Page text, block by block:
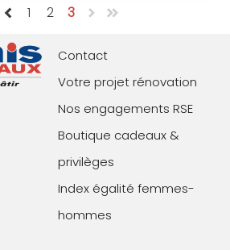
1 2 3
Contact
Votre projet rénovation
Nos engagements RSE
Boutique cadeaux &
privilèges
Index égalité femmes-
hommes